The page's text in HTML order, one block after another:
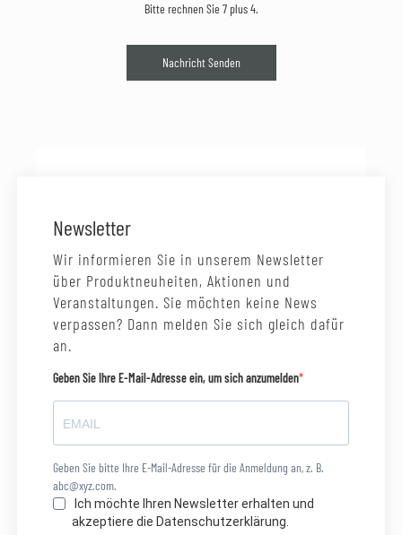
Bitte rechnen Sie 7 plus 4.
Nachricht Senden
Newsletter
Wir informieren Sie in unserem Newsletter
über Produktneuheiten, Aktionen und
Veranstaltungen. Sie möchten keine News
verpassen? Dann melden Sie sich gleich dafür
an.
Geben Sie Ihre E-Mail-Adresse ein, um sich anzumelden
Geben Sie bitte Ihre E-Mail-Adresse für die Anmeldung an, z. B.
abc@xyz.com.
Ich möchte Ihren Newsletter erhalten und
akzeptiere die Datenschutzerklärung.